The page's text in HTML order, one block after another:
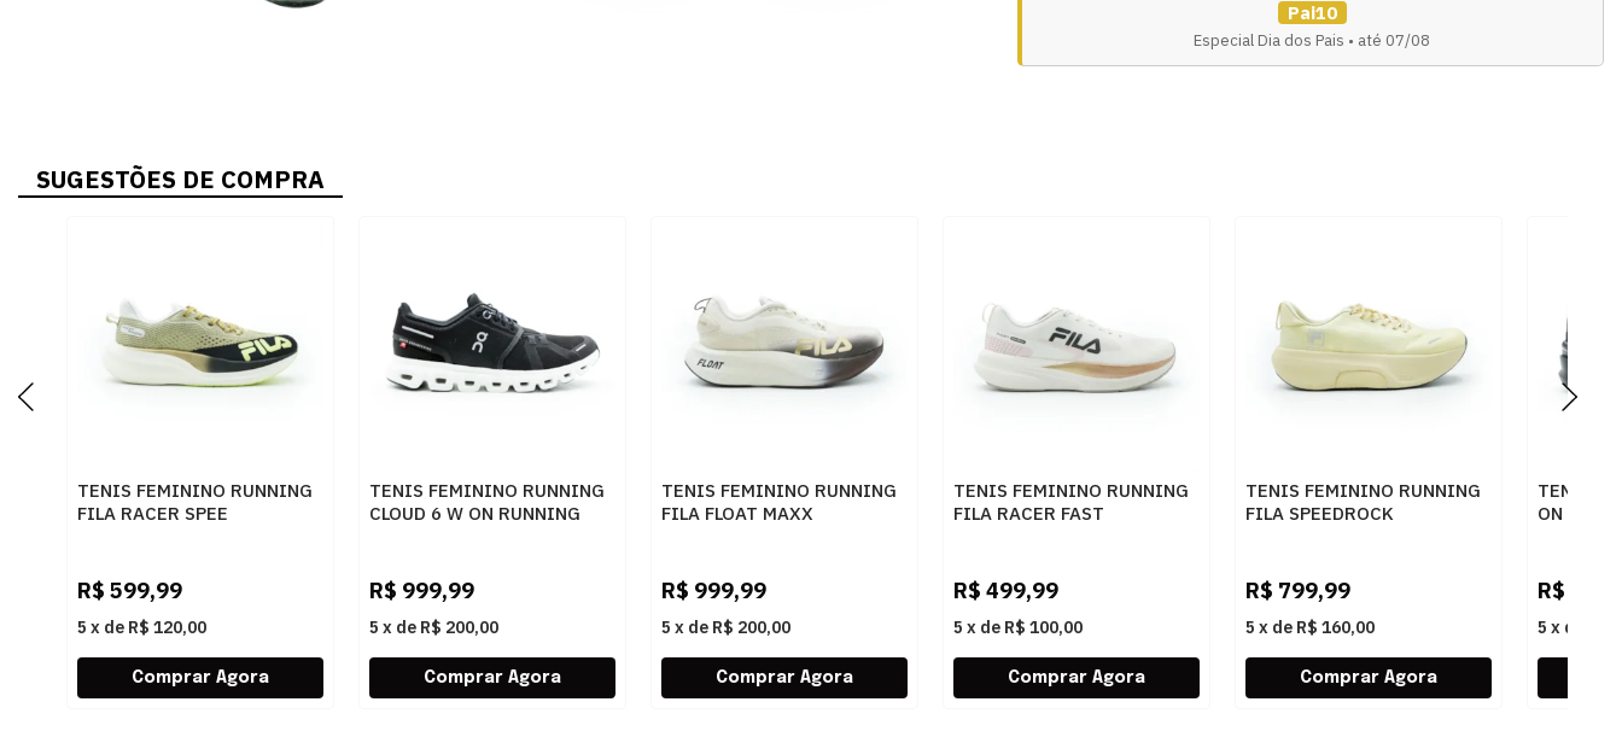
Pai10
Especial Dia dos Pais • até 07/08
SUGESTÕES DE COMPRA
TENIS FEMININO RUNNING
FILA RACER SPEE
R$ 599,99
5 x de R$ 120,00
TENIS FEMININO RUNNING
CLOUD 6 W ON RUNNING
R$ 999,99
5 x de R$ 200,00
TENIS FEMININO RUNNING
FILA FLOAT MAXX
R$ 999,99
5 x de R$ 200,00
TENIS FEMININO RUNNING
FILA RACER FAST
R$ 499,99
5 x de R$ 100,00
TENIS FEMININO RUNNING
FILA SPEEDROCK
R$ 799,99
5 x de R$ 160,00
TENIS
ON
R$
5 x de